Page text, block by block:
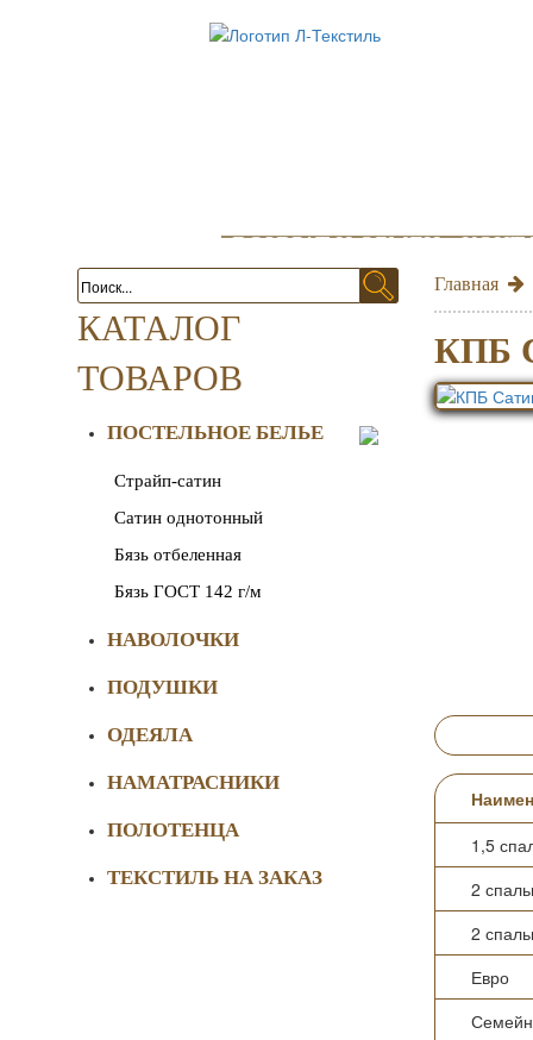
ВОЗВРАТ И ОБМЕН
КАТАЛОГ
ТОВАРОВ
ПОСТЕЛЬНОЕ БЕЛЬЕ
Страйп-сатин
Сатин однотонный
Бязь отбеленная
Бязь ГОСТ 142 г/м
НАВОЛОЧКИ
ПОДУШКИ
ОДЕЯЛА
НАМАТРАСНИКИ
ПОЛОТЕНЦА
ТЕКСТИЛЬ НА ЗАКАЗ
Главная
КПБ
1,5
2
2
Евро